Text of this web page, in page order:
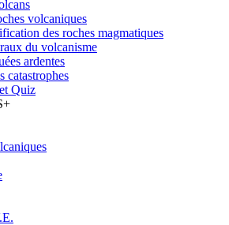
volcaniques
des roches magmatiques
du volcanisme
ardentes
catastrophes
Quiz
+